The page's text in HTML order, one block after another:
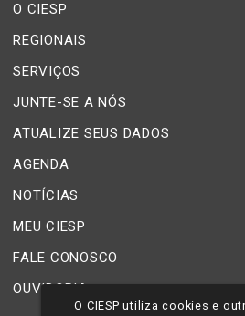
O CIESP
REGIONAIS
SERVIÇOS
JUNTE-SE A NÓS
ATUALIZE SEUS DADOS
AGENDA
NOTÍCIAS
MEU CIESP
FALE CONOSCO
OUVIDORIA
O CIESP utiliza cookies e